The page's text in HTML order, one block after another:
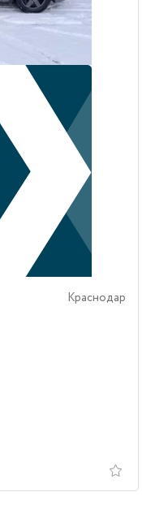
Краснодар